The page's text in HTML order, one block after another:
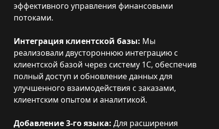
эффективного управления финансовыми
потоками.
Интеграция клиентской базы: Мы
реализовали двустороннюю интеграцию с
клиентской базой через систему 1C, обеспечив
полный доступ и обновление данных для
улучшенного взаимодействия с заказами,
клиентским опытом и аналитикой.
Добавление 3-го языка: Для расширения